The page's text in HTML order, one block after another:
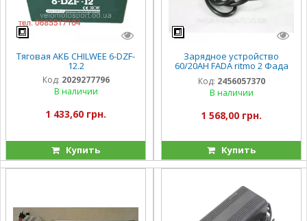
Тяговая АКБ CHILWEE 6-DZF-
12.2
Код: 2029277796
В наличии
1 433,60 грн.
Купить
Зарядное устройство
60/20AH FADA ritmo 2 Фада
Код: 2456057370
В наличии
1 568,00 грн.
Купить